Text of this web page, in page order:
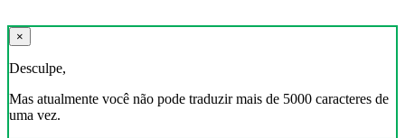
×
Desculpe,
Mas atualmente você não pode traduzir mais de 5000 caracteres de
uma vez.